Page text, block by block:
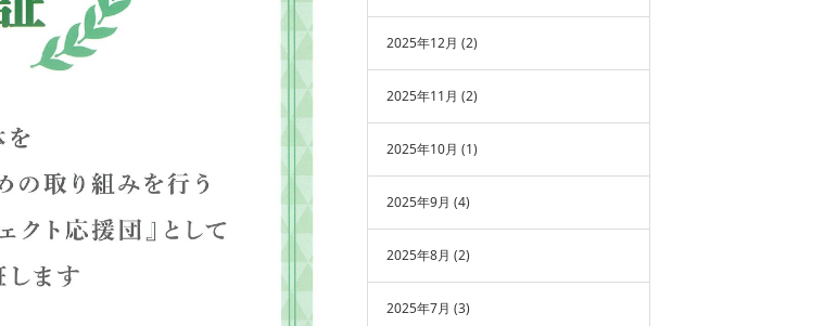
2025年12月 (2)
2025年11月 (2)
2025年10月 (1)
2025年9月 (4)
2025年8月 (2)
2025年7月 (3)